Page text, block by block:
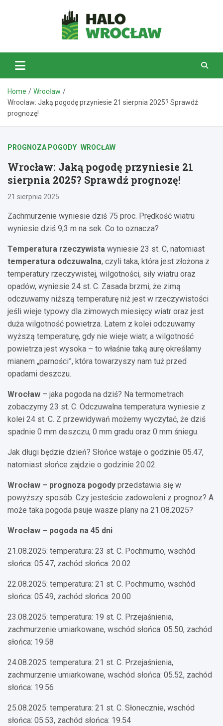
HaloWrocław.pl
Home
Wrocław
Wrocław: Jaką pogodę przyniesie 21 sierpnia 2025? Sprawdź
prognozę!
PROGNOZA POGODY WROCŁAW
Wrocław: Jaką pogodę przyniesie 21
sierpnia 2025? Sprawdź prognozę!
21 sierpnia 2025
Zachmurzenie wyniesie dziś 75 proc. Prędkość wiatru
wyniesie dziś 9,3 m na sek. Co to oznacza?
Temperatura rzeczywista wyniesie 23 st. C, natomiast
temperatura odczuwalna, czyli taka, która jest złożona z
temperatury rzeczywistej, wilgotności, siły wiatru oraz
opadów, wyniesie 24 st. C. Zasada brzmi, że zimą
odczuwamy niższą temperaturę niż jest w rzeczywistości
jeśli wieje typowy dla zimowych miesięcy wiatr oraz jest
duża wilgotność powietrza. Latem z kolei odczuwamy
wyższą temperaturę, gdy nie wieje wiatr, a wilgotność
powietrza jest wysoka – to właśnie taką aurę określamy
mianem „parności”, która towarzyszy nam tuż przed
opadami deszczu.
Wrocław – jaka pogoda na dziś? Na termometrach
zobaczymy 23 st. C. Odczuwalna temperatura wyniesie z
kolei 24 st. C. Z przewidywań możemy wyczytać, że dziś
spadnie 0 mm deszczu, 0 mm gradu oraz 0 mm śniegu.
Jak długi będzie dzień? Słońce wstaje o godzinie 05.47,
natomiast słońce zajdzie o godzinie 20.02.
Wrocław – prognoza pogody przedstawia się w
powyższy sposób. Czy jesteście zadowoleni z prognoz? A
może taka pogoda psuje wasze plany na 21.08.2025?
Wrocław – pogoda na 45 dni
21.08.2025: temperatura: 23 st. C. Pochmurno, wschód
słońca: 05.47, zachód słońca: 20.02
22.08.2025: temperatura: 21 st. C. Pochmurno, wschód
słońca: 05.49, zachód słońca: 20.00
23.08.2025: temperatura: 19 st. C. Przejaśnienia,
zachmurzenie umiarkowane, wschód słońca: 05.50, zachód
słońca: 19.58
24.08.2025: temperatura: 21 st. C. Przejaśnienia,
zachmurzenie umiarkowane, wschód słońca: 05.52, zachód
słońca: 19.56
25.08.2025: temperatura: 21 st. C. Słonecznie, wschód
słońca: 05.53, zachód słońca: 19.54